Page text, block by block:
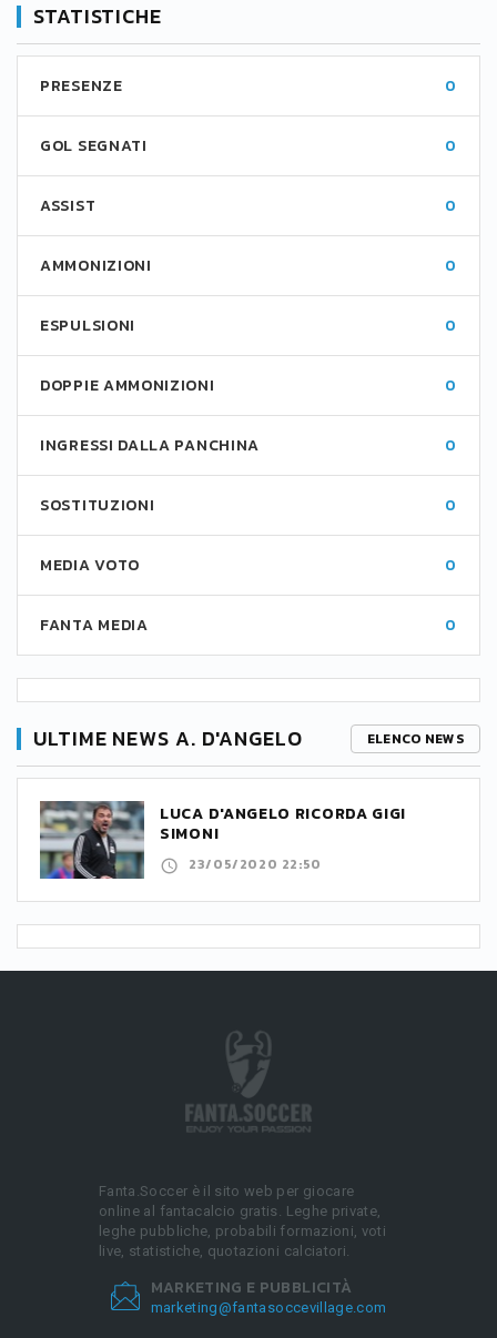
STATISTICHE
PRESENZE 0
GOL SEGNATI 0
ASSIST 0
AMMONIZIONI 0
ESPULSIONI 0
DOPPIE AMMONIZIONI 0
INGRESSI DALLA PANCHINA 0
SOSTITUZIONI 0
MEDIA VOTO 0
FANTA MEDIA 0
ULTIME NEWS A. D'ANGELO ELENCO NEWS
LUCA D'ANGELO RICORDA GIGI
SIMONI
23/05/2020 22:50
Fanta.Soccer è il sito web per giocare
online al fantacalcio gratis. Leghe private,
leghe pubbliche, probabili formazioni, voti
live, statistiche, quotazioni calciatori.
MARKETING E PUBBLICITÀ
marketing@fantasoccevillage.com